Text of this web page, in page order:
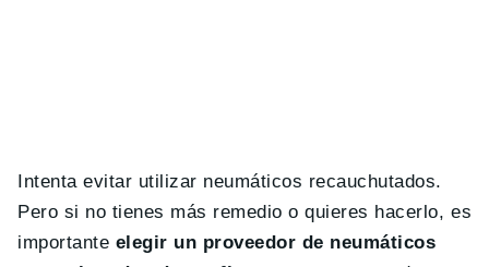
Intenta evitar utilizar neumáticos recauchutados.
Pero si no tienes más remedio o quieres hacerlo, es
importante elegir un proveedor de neumáticos